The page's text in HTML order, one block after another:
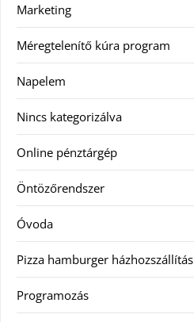
Marketing
Méregtelenítő kúra program
Napelem
Nincs kategorizálva
Online pénztárgép
Öntözőrendszer
Óvoda
Pizza hamburger házhozszállítás
Programozás